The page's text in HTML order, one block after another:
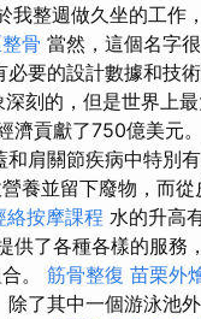
我整週做久坐的工作
骨 當然，這個名字
要的設計數據和技
刻的，但是世界上
濟貢獻了750億美元。
肩關節疾病中特別
養並留下廢物，而
絡按摩課程 水的升高
供了各種各樣的服務
。 筋骨整復 苗栗外
了其中一個游泳池